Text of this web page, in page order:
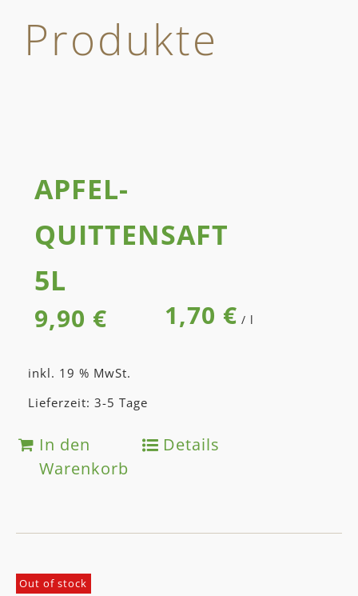
Produkte
APFEL-
QUITTEN­SAFT
5L
9,90 € 1,70 € / l
inkl. 19 % MwSt.
Lieferzeit: 3-5 Tage
In den
Warenkorb
Details
Out of stock